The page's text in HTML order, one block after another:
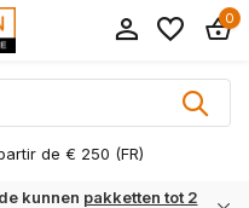
0
de € 250 (FR)
kunnen pakketten tot 2